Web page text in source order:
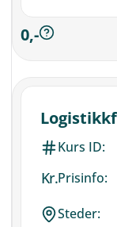
0,-
Kurs ID:
Kr.Prisinfo:
Steder: